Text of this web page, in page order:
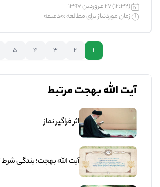
(12:32) 27 فروردین 1397
زمان موردنیاز برای مطالعه :0دقیقه
1
2
3
4
5
آیت الله بهجت مرتبط
اثر فراگير نماز
آیت الله بهجت؛ بندگی